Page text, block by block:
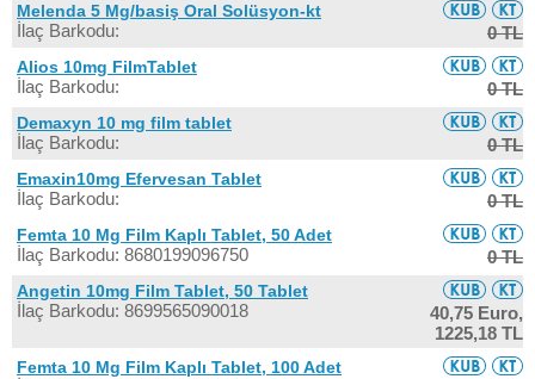
Melenda 5 Mg/basiş Oral Solüsyon-kt
İlaç Barkodu: 0 TL
Alios 10mg FilmTablet
İlaç Barkodu: 0 TL
Demaxyn 10 mg film tablet
İlaç Barkodu: 0 TL
Emaxin10mg Efervesan Tablet
İlaç Barkodu: 0 TL
Femta 10 Mg Film Kaplı Tablet, 50 Adet
İlaç Barkodu: 8680199096750 0 TL
Angetin 10mg Film Tablet, 50 Tablet
İlaç Barkodu: 8699565090018
40,75 Euro,
1225,18 TL
Femta 10 Mg Film Kaplı Tablet, 100 Adet